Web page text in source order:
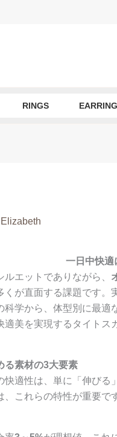
RINGS
Elizabeth
一日中快適
エットでありながら、
くが直面する課題です。
科学から、体型別に最
適美を実現するタイトス
る素材の3大要素
快適性は、単に「伸びる
これらの特性が重要で